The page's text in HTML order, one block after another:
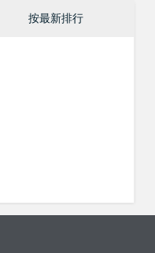
按最新排行